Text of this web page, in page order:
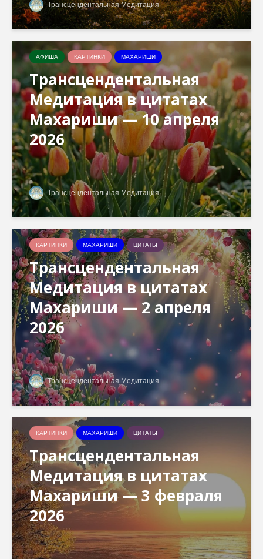
Трансцендентальная Медитация
АФИША КАРТИНКИ МАХАРИШИ
Трансцендентальная
Медитация в цитатах
Махариши — 10 апреля
2026
Трансцендентальная Медитация
КАРТИНКИ МАХАРИШИ ЦИТАТЫ
Трансцендентальная
Медитация в цитатах
Махариши — 2 апреля
2026
Трансцендентальная Медитация
КАРТИНКИ МАХАРИШИ ЦИТАТЫ
Трансцендентальная
Медитация в цитатах
Махариши — 3 февраля
2026